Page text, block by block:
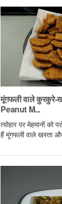
मूंगफली वाले कुरकुरे-
Peanut M...
त्योहार पर मेहमानों
हैं मूंगफली वाले खस्ता